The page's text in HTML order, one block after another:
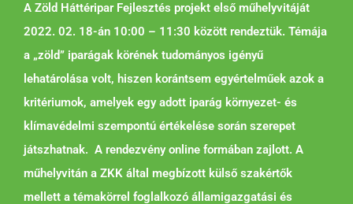
A Zöld Háttéripar Fejlesztés projekt első műhelyvitáját
2022. 02. 18-án 10:00 – 11:30 között rendeztük. Témája
a „zöld” iparágak körének tudományos igényű
lehatárolása volt, hiszen korántsem egyértelműek azok a
kritériumok, amelyek egy adott iparág környezet- és
klímavédelmi szempontú értékelése során szerepet
játszhatnak. A rendezvény online formában zajlott. A
műhelyvitán a ZKK által megbízott külső szakértők
mellett a témakörrel foglalkozó államigazgatási és